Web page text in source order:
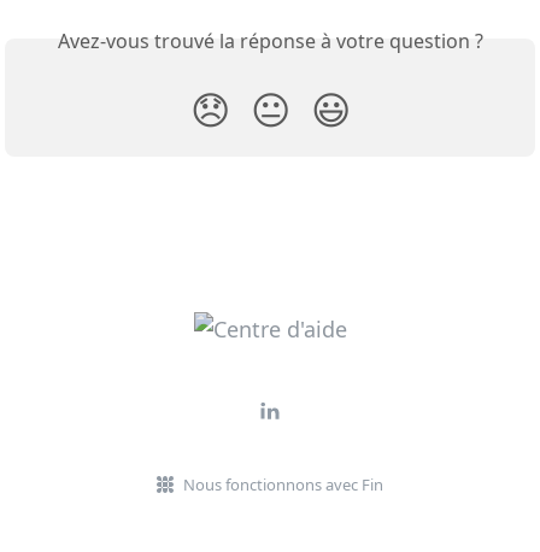
Avez-vous trouvé la réponse à votre question ?
😞 😐 😃
Nous fonctionnons avec Fin